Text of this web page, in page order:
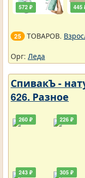
572 ₽ 445
25 ТОВАРОВ.
Орг: Леда
СпивакЪ -
626. Разное
260 ₽
243 ₽
226 ₽
305 ₽